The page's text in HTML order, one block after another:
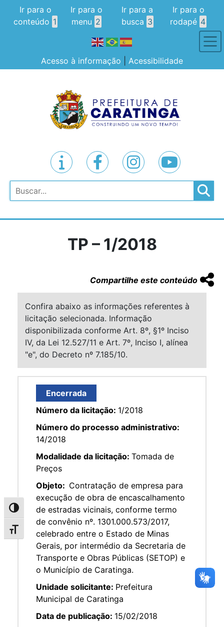
Alternar alto contraste
Alternar tamanho da fonte
Ir para o
conteúdo 1
Ir para o
menu 2
Ir para a
busca 3
Ir para o
rodapé 4
Acesso à informação Acessibilidade
Pesquisar
TP – 1/2018
Compartilhe este conteúdo
Confira abaixo as informações referentes à
licitação selecionada. Informação
disponibilizada conforme Art. 8º, §1º Inciso
IV, da Lei 12.527/11 e Art. 7º, Inciso I, alínea
"e", do Decreto nº 7.185/10.
Encerrada
Número da licitação: 1/2018
Número do processo administrativo:
14/2018
Modalidade da licitação: Tomada de
Preços
Objeto: Contratação de empresa para
execução de obra de encascalhamento
de estradas vicinais, conforme termo
de convênio nº. 1301.000.573/2017,
celebrado entre o Estado de Minas
Gerais, por intermédio da Secretaria de
Transporte e Obras Públicas (SETOP) e
o Município de Caratinga.
Unidade solicitante: Prefeitura
Municipal de Caratinga
Data de publicação: 15/02/2018